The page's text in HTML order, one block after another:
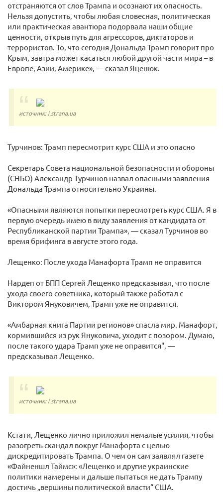
отстраняются от слов Трампа и осознают их опасность.
Нельзя допустить, чтобы любая словесная, политическая
или практическая авантюра подорвала наши общие
ценности, открыв путь для агрессоров, диктаторов и
террористов. То, что сегодня Дональда Трамп говорит про
Крым, завтра может касаться любой другой части мира – в
Европе, Азии, Америке», — сказал Яценюк.
источник: i.strana.ua
Турчинов: Трамп пересмотрит курс США и это опасно
Секретарь Совета национальной безопасности и обороны
(СНБО) Александр Турчинов назвал опасными заявления
Дональда Трампа относительно Украины.
«Опасными являются попытки пересмотреть курс США. Я в
первую очередь имею в виду заявления от кандидата от
Республиканской партии Трампа», — сказал Турчинов во
время брифинга в августе этого года.
Лещенко: После ухода Манафорта Трамп не оправится
Нардеп от БПП Сергей Лещенко предсказывал, что после
ухода своего советника, который также работал с
Виктором Януковичем, Трамп уже не оправится.
«Амбарная книга Партии регионов» спасла мир. Манафорт,
кормившийся из рук Януковича, уходит с позором. Думаю,
после такого удара Трамп уже не оправится", —
предсказывал Лещенко.
источник: i.strana.ua
Кстати, Лещенко лично приложил немалые усилия, чтобы
разогреть скандал вокруг Манафорта с целью
дискредитировать Трампа. О чем он сам заявлял газете
«Файненшл Таймс»: «Лещенко и другие украинские
политики намерены и дальше пытаться не дать Трампу
достичь „вершины политической власти“ США.